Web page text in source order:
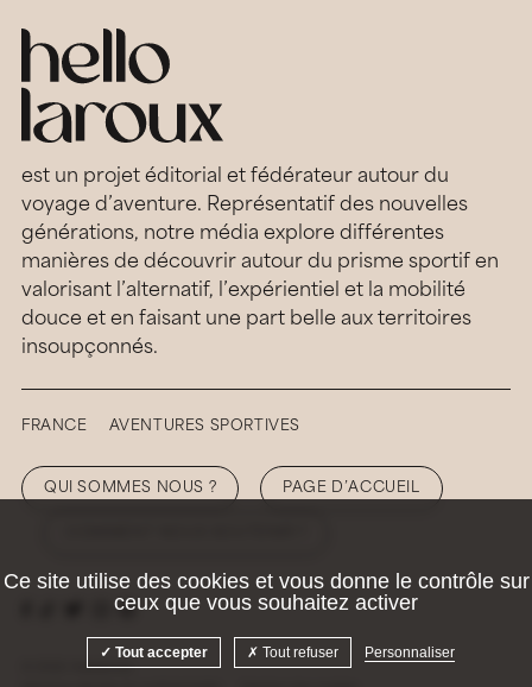
est un projet éditorial et fédérateur autour du
voyage d’aventure. Représentatif des nouvelles
générations, notre média explore différentes
manières de découvrir autour du prisme sportif en
valorisant l’alternatif, l’expérientiel et la mobilité
douce et en faisant une part belle aux territoires
insoupçonnés.
FRANCE AVENTURES SPORTIVES
QUI SOMMES NOUS ? PAGE D’ACCUEIL
© 2026 Hellolaroux
Ce site utilise des cookies et vous donne le contrôle sur
ceux que vous souhaitez activer
Tout accepter Tout refuser Personnaliser